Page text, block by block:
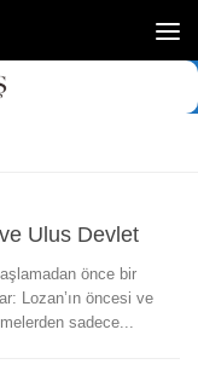
Ulus Devlet
önce bir
Lozan’ın öncesi ve
sadece...